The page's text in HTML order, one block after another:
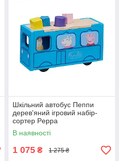
Шкільний автобус Пеппи
дерев'яний ігровий набір-
сортер Peppa
В наявності
1 075 ₴ 1 275 ₴